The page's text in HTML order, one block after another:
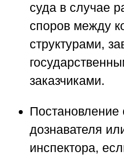
суда в случае
споров между
структурами,
заказчиками.
Постановление
дознавателя
инспектора,